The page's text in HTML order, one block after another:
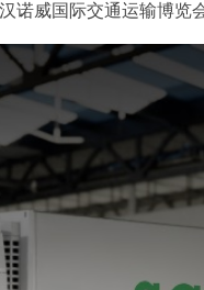
诺威国际交通运输博览